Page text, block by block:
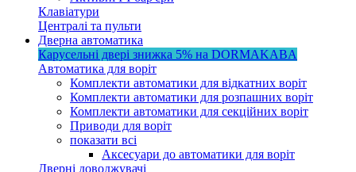
Клавіатури
Централі та пульти
Дверна автоматика
Карусельні двері знижка 5% на DORMAKABA
Автоматика для воріт
Комплекти автоматики для відкатних воріт
Комплекти автоматики для розпашних воріт
Комплекти автоматики для секційних воріт
Приводи для воріт
показати всі
Аксесуари до автоматики для воріт
Дверні доводжувачі